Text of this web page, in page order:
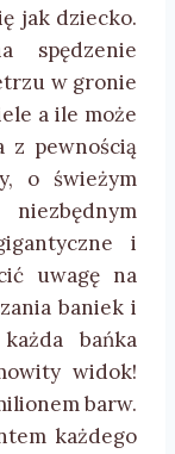
jak dziecko.
spędzenie
w gronie
a ile może
z pewnością
o świeżym
i
uwagę na
baniek i
bańka
widok!
barw.
każdego